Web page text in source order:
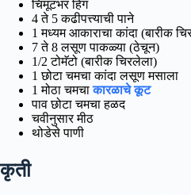
चिमूटभर हिंग
4 ते 5 कढीपत्त्याची पाने
1 मध्यम आकाराचा कांदा (बारीक
7 ते 8 लसूण पाकळ्या (ठेचून)
1/2 टोमॅटो (बारीक चिरलेला)
1 छोटा चमचा कांदा लसूण मसाला
1 मोठा चमचाकारळाचे कूट
पाव छोटा चमचा हळद
चवीनुसार मीठ
थोडेसे पाणी
कृती